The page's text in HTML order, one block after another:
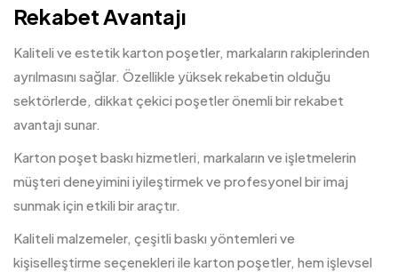
Rekabet Avantajı
Kaliteli ve estetik karton poşetler, markaların rakiplerinden
ayrılmasını sağlar. Özellikle yüksek rekabetin olduğu
sektörlerde, dikkat çekici poşetler önemli bir rekabet
avantajı sunar.
Karton poşet baskı hizmetleri, markaların ve işletmelerin
müşteri deneyimini iyileştirmek ve profesyonel bir imaj
sunmak için etkili bir araçtır.
Kaliteli malzemeler, çeşitli baskı yöntemleri ve
kişiselleştirme seçenekleri ile karton poşetler, hem işlevsel